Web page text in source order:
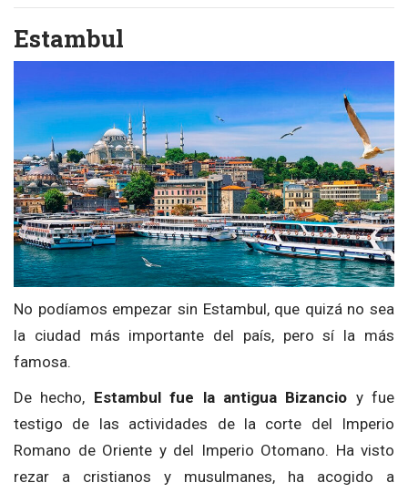
Estambul
No podíamos empezar sin Estambul, que quizá no sea
la ciudad más importante del país, pero sí la más
famosa.
De hecho, Estambul fue la antigua Bizancio y fue
testigo de las actividades de la corte del Imperio
Romano de Oriente y del Imperio Otomano. Ha visto
rezar a cristianos y musulmanes, ha acogido a